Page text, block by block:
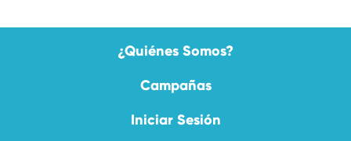
¿Quiénes Somos?
Campañas
Iniciar Sesión